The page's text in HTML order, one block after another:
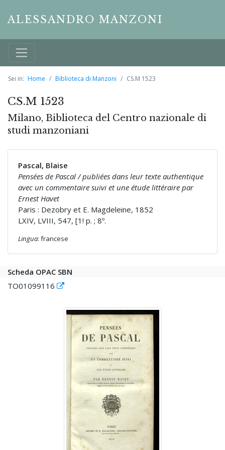
ALESSANDRO MANZONI
Sei in: Home Biblioteca di Manzoni CS.M 1523
CS.M 1523
Milano, Biblioteca del Centro nazionale di
studi manzoniani
Pascal, Blaise
Pensées de Pascal / publiées dans leur texte authentique
avec un commentaire suivi et une étude littéraire par
Ernest Havet
Paris : Dezobry et E. Magdeleine, 1852
LXIV, LVIII, 547, [1! p. ; 8º.
Lingua: francese
Scheda OPAC SBN
TO01099116